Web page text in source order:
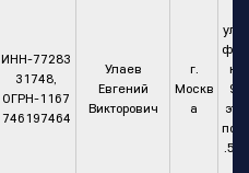
ИНН-77283
31748,
ОГРН-1167
746197464
Улаев
Евгений
Викторович
г.
Москв
а
.5/